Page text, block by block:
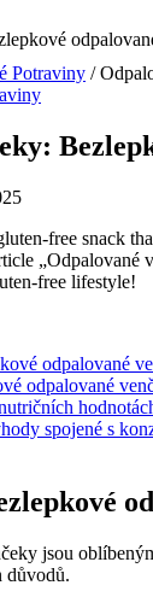
Potraviny /
free snack
„Odpalované
free lifestyle!
odpalované
odpalované
spojené s
jsou
důvodů.